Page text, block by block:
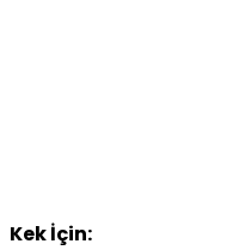
Kek İçin: